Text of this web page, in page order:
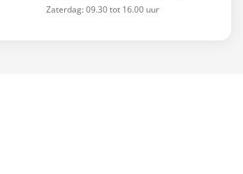
Zaterdag: 09.30 tot 16.00 uur